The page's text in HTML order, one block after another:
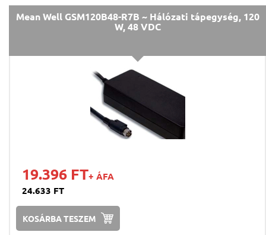
Mean Well GSM120B48-R7B ~ Hálózati tápegység, 120
W, 48 VDC
19.396 FT+ ÁFA
24.633 FT
KOSÁRBA TESZEM